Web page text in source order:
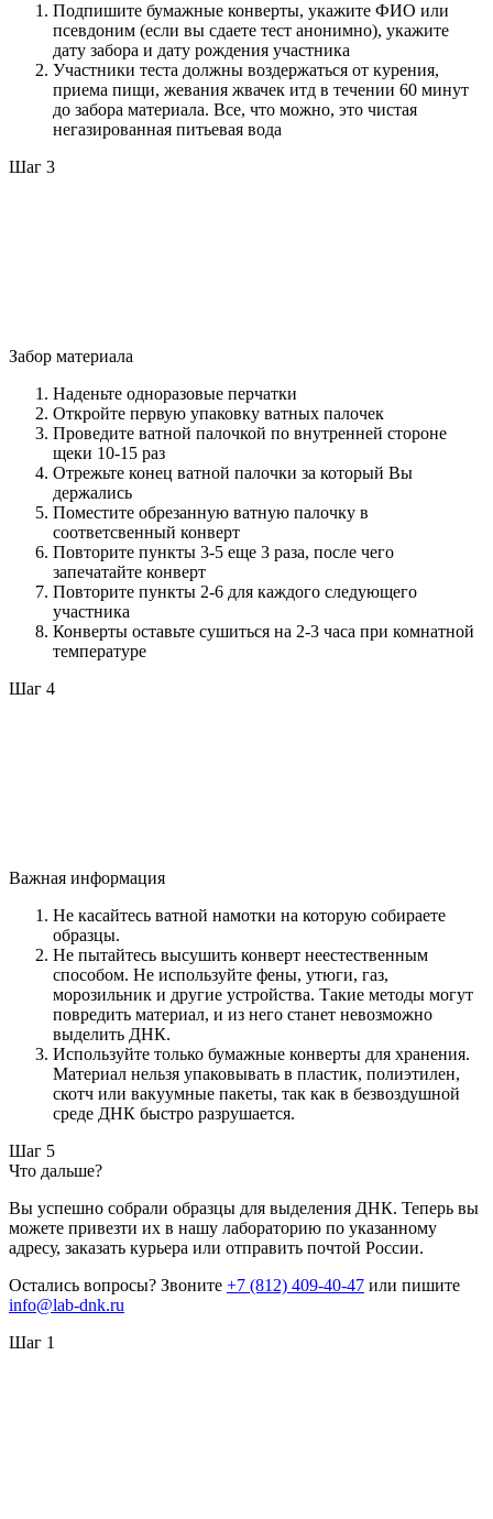
Подпишите бумажные конверты, укажите ФИО или
псевдоним (если вы сдаете тест анонимно), укажите
дату забора и дату рождения участника
Участники теста должны воздержаться от курения,
приема пищи, жевания жвачек итд в течении 60 минут
до забора материала. Все, что можно, это чистая
негазированная питьевая вода
Шаг 3
Забор материала
Наденьте одноразовые перчатки
Откройте первую упаковку ватных палочек
Проведите ватной палочкой по внутренней стороне
щеки 10-15 раз
Отрежьте конец ватной палочки за который Вы
держались
Поместите обрезанную ватную палочку в
соответсвенный конверт
Повторите пункты 3-5 еще 3 раза, после чего
запечатайте конверт
Повторите пункты 2-6 для каждого следующего
участника
Конверты оставьте сушиться на 2-3 часа при комнатной
температуре
Шаг 4
Важная информация
Не касайтесь ватной намотки на которую собираете
образцы.
Не пытайтесь высушить конверт неестественным
способом. Не используйте фены, утюги, газ,
морозильник и другие устройства. Такие методы могут
повредить материал, и из него станет невозможно
выделить ДНК.
Используйте только бумажные конверты для хранения.
Материал нельзя упаковывать в пластик, полиэтилен,
скотч или вакуумные пакеты, так как в безвоздушной
среде ДНК быстро разрушается.
Шаг 5
Что дальше?
Вы успешно собрали образцы для выделения ДНК. Теперь вы
можете привезти их в нашу лабораторию по указанному
адресу, заказать курьера или отправить почтой России.
Остались вопросы? Звоните +7 (812) 409-40-47 или пишите
info@lab-dnk.ru
Шаг 1